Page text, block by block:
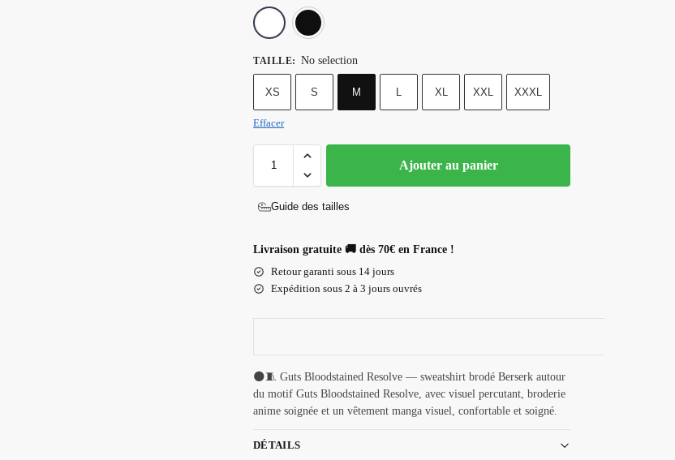
TAILLE: No selection
XS S M L XL XXL XXXL
Effacer
Ajouter au panier
Guide des tailles
Livraison gratuite 🚚 dès 70€ en France !
Retour garanti sous 14 jours
Expédition sous 2 à 3 jours ouvrés
🌑🧵 Guts Bloodstained Resolve — sweatshirt brodé Berserk autour
du motif Guts Bloodstained Resolve, avec visuel percutant, broderie
anime soignée et un vêtement manga visuel, confortable et soigné.
DÉTAILS